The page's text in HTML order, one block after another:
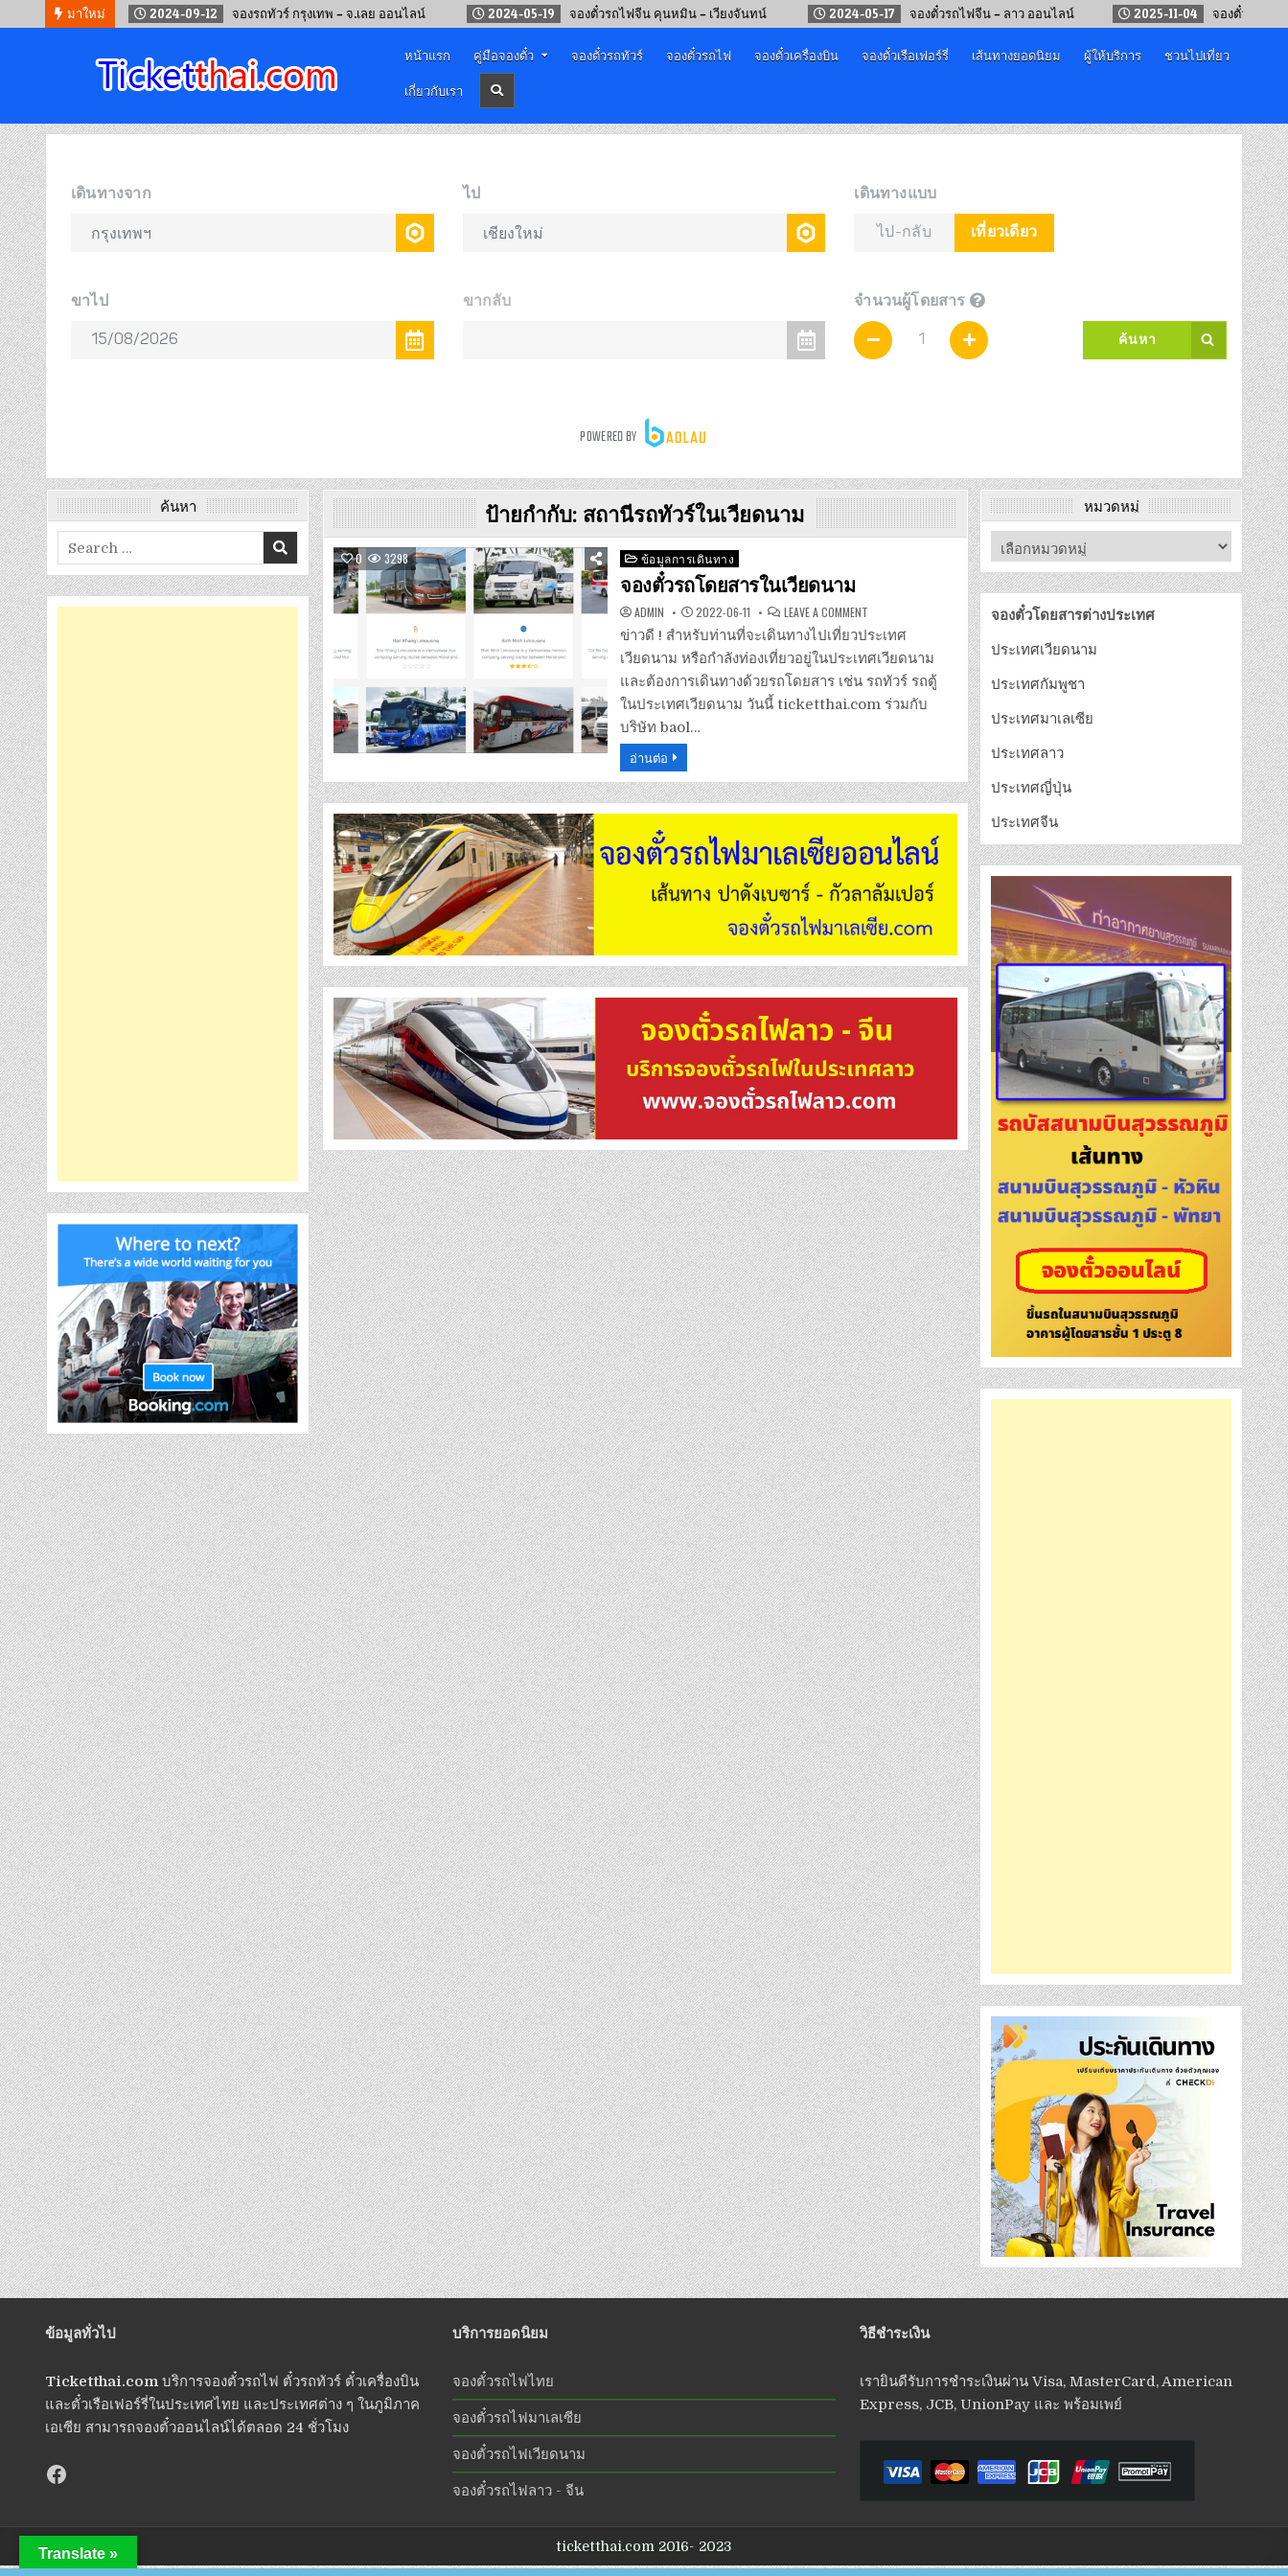
มาใหม่2024-09-12 จองรถทัวร์ กรุงเทพ – จ.เลย ออนไลน์ 2024-05-19 จองตั๋วรถไฟจีน คุนหมิน – เวียงจันทน์ 2024-05-17 จองตั๋วรถไฟจีน – ลาว ออนไลน์ 2025-11-04 จองตั๋วรถไฟ รถทัวร์ เ
จองตั๋วออนไลน์
หน้าแรก คู่มือจองตั๋ว จองตั๋วรถทัวร์ จองตั๋วรถไฟ จองตั๋วเครื่องบิน จองตั๋วเรือเฟอร์รี่ เส้นทางยอดนิยม ผู้ให้บริการ
ชวนไปเที่ยว
เกี่ยวกับเรา
ป้ายกำกับ: สถานีรถทัวร์ในเวียดนาม
0 3298
Posted
in
ข้อมูลการเดินทาง
จองตั๋วรถโดยสารในเวียดนาม
ADMIN 2022-06-11 LEAVE A COMMENT
ตั๋ว
รถ
โดยสาร
ใน
เวียดนาม
ข่าวดี ! สำหรับท่านที่จะเดินทางไปเที่ยวประเทศ
เวียดนาม หรือกำลังท่องเที่ยวอยู่ในประเทศเวียดนาม
และต้องการเดินทางด้วยรถโดยสาร เช่น รถทัวร์ รถตู้
ในประเทศเวียดนาม วันนี้ ticketthai.com ร่วมกับ
บริษัท baol…
อ่านต่อ
ค้นหา
Search
for:
หมวดหมู่
จองตั๋วโดยสารต่างประเทศ
ประเทศเวียดนาม
ประเทศกัมพูชา
ประเทศมาเลเซีย
ประเทศลาว
ประเทศญี่ปุ่น
ประเทศจีน
ข้อมูลทั่วไป
Ticketthai.com บริการจองตั๋วรถไฟ ตั๋วรถทัวร์ ตั๋วเครื่องบิน
และตั๋วเรือเฟอร์รี่ในประเทศไทย และประเทศต่าง ๆ ในภูมิภาค
เอเซีย สามารถจองตั๋วออนไลน์ได้ตลอด 24 ชั่วโมง
บริการยอดนิยม
จองตั๋วรถไฟไทย
จองตั๋วรถไฟมาเลเซีย
จองตั๋วรถไฟเวียดนาม
จองตั๋วรถไฟลาว - จีน
วิธีชำระเงิน
เรายินดีรับการชำระเงินผ่าน Visa, MasterCard, American
Express, JCB, UnionPay และ พร้อมเพย์
ticketthai.com 2016- 2023
Translate »